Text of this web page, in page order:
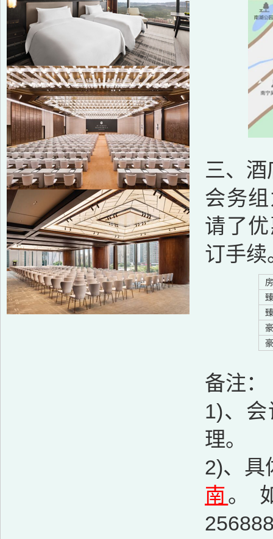
三、
会务
请了
订手续
备注：
1)、
理。
2)、具
南。